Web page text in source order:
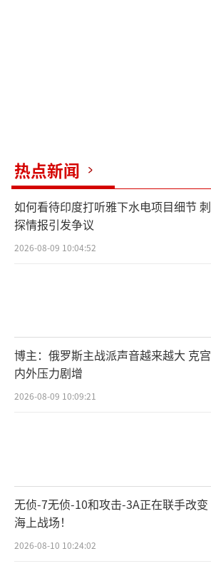
热点新闻
如何看待印度打听雅下水电项目细节 刺
探情报引发争议
2026-08-09 10:04:52
博主：俄罗斯主战派声音越来越大 克宫
内外压力剧增
2026-08-09 10:09:21
无侦-7无侦-10和攻击-3A正在联手改变
海上战场！
2026-08-10 10:24:02